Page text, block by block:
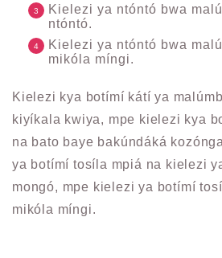
Kielezi ya ntóntó bwa
ntóntó.
Kielezi ya ntóntó bwa
mikóla míngi.
Kielezi kya botímí kátí ya
kiyíkala kwiya, mpe kielezi kya
na bato baye bakúndáká
ya botímí tosíla mpiá na kielezi
mongó, mpe kielezi ya botímí
mikóla míngi.